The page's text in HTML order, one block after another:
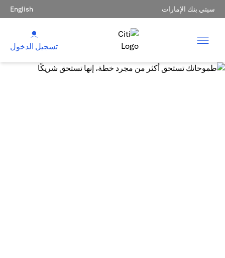
سيتي بنك الإمارات English
تسجيل الدخول